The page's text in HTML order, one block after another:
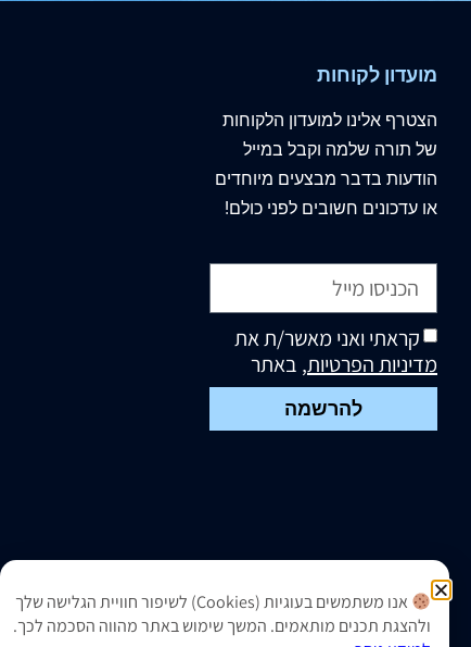
מועדון לקוחות
הצטרף אלינו למועדון הלקוחות
של תורה שלמה וקבל במייל
הודעות בדבר מבצעים מיוחדים
או עדכונים חשובים לפני כולם!
קראתי ואני מאשר/ת את
מדיניות הפרטיות, באתר
להרשמה
אנו משתמשים בעוגיות (Cookies) לשיפור חוויית הגלישה שלך
ולהצגת תכנים מותאמים. המשך שימוש באתר מהווה הסכמה לכך.